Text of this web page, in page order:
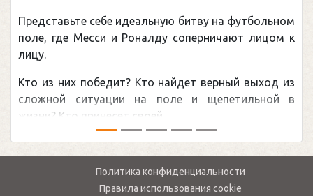
Представьте себе идеальную битву на футбольном
поле, где Месси и Роналду соперничают лицом к
лицу.
Кто из них победит? Кто найдет верный выход из
сложной ситуации на поле и щепетильной в
жизни? Кто принесет своей ...
Политика конфиденциальности
Правила использования cookie